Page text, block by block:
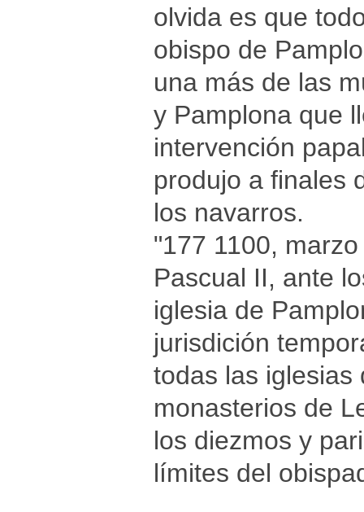
olvida es que
obispo de
una más de las
y Pamplona que
intervención
produjo a finales
los navarros.
"177 1100,
Pascual II, ante
iglesia de
jurisdición
todas las iglesias
monasterios de
los diezmos y
límites del